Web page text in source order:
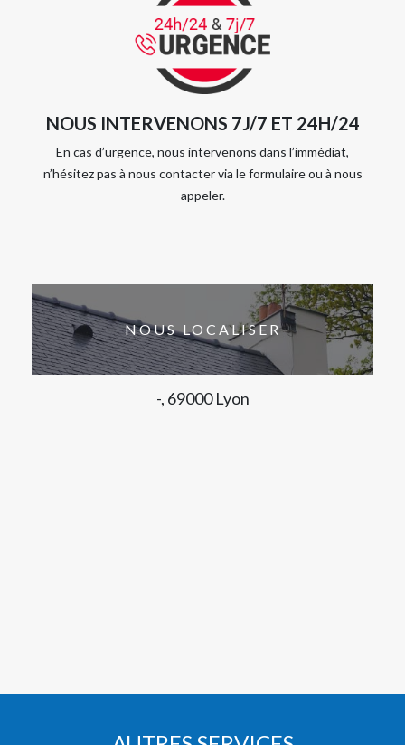
NOUS INTERVENONS 7J/7 ET 24H/24
En cas d’urgence, nous intervenons dans l’immédiat,
n’hésitez pas à nous contacter via le formulaire ou à nous
appeler.
NOUS LOCALISER
-, 69000 Lyon